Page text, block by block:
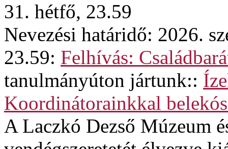
31. hétfő, 23.59
Nevezési határidő: 2026.
23.59: Felhívás:
tanulmányúton jártunk::
Koordinátorainkkal
A Laczkó Dezső Múzeum